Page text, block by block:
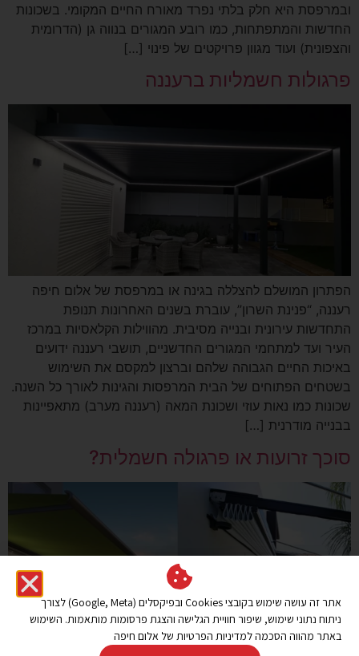
ובמרפסת היא חלק בלתי נפרד מאורח החיים המקומי. בשכונות
החדשות והמתפתחות, כמו רובע המגורים בנווה גן (הדרומית
והצפונית) ועוד מגוון פרויקטים של פינוי […]
פרגולות חשמליות ברעננה
הפתרון המושלם להצללה בגינה או במרפסת של אלום חיפה
רעננה, “פנינת השרון”, עוברת בשנים האחרונות תנופת
התחדשות עירונית ובנייה מסיבית. מהווילות הקלאסיות במרכז
העיר ועד למתחמי המגורים החדשניים, תושבי רעננה ידועים
באיכות החיים הגבוהה שלהם וברצון למקסם את השימוש
בשטחים הפתוחים של הבית המרפסות והגינות לאורך כל השנה.
שכונות כמו נאות עוזי ושכונת המאה (רעננה מערב) מתאפיינות
בבנייה מודרנית […]
סוכך זרועות או פרגולה חשמלית?
אתר זה עושה שימוש בקובצי Cookies ובפיקסלים (Google, Meta) לצורך
ניתוח נתוני שימוש, שיפור חוויית הגלישה והצגת פרסומות מותאמות. השימוש
באתר מהווה הסכמה למדיניות הפרטיות של אלום חיפה